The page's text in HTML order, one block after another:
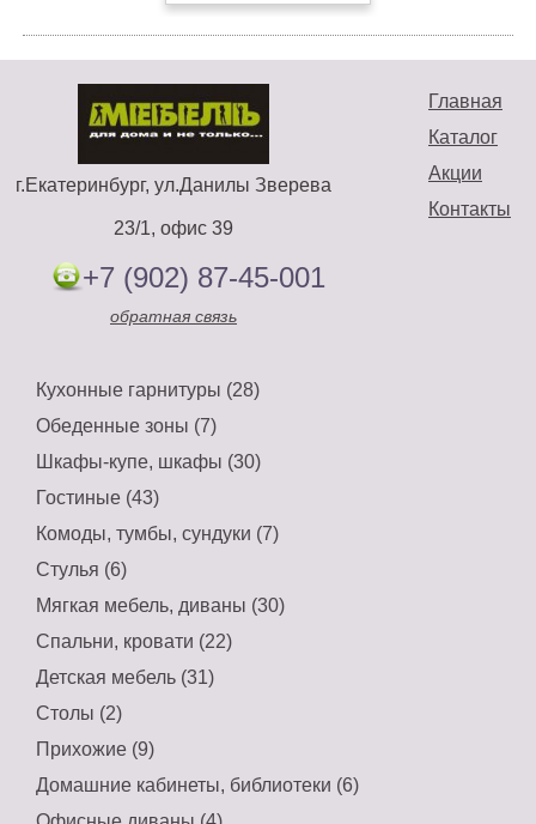
Главная
Каталог
Акции
Контакты
г.Екатеринбург, ул.Данилы Зверева
23/1, офис 39
+7 (902) 87-45-001
обратная связь
Кухонные гарнитуры (28)
Обеденные зоны (7)
Шкафы-купе, шкафы (30)
Гостиные (43)
Комоды, тумбы, сундуки (7)
Стулья (6)
Мягкая мебель, диваны (30)
Спальни, кровати (22)
Детская мебель (31)
Столы (2)
Прихожие (9)
Домашние кабинеты, библиотеки (6)